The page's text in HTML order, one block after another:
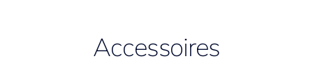
Accessoires